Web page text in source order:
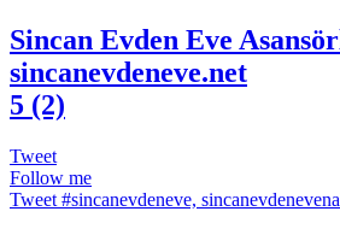
Sincan Evden Eve
sincanevdeneve.net
5 (2)
Tweet
Follow me
Tweet #sincanevdeneve,